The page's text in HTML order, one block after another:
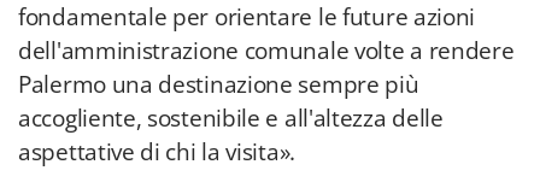
fondamentale per orientare le future azioni
dell'amministrazione comunale volte a rendere
Palermo una destinazione sempre più
accogliente, sostenibile e all'altezza delle
aspettative di chi la visita».